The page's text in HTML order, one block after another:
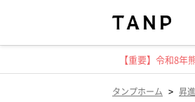
【重要】令和8
タンプホーム > 昇